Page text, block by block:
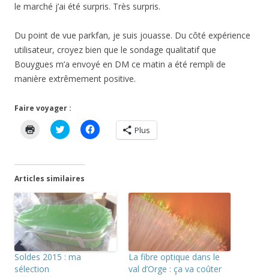
le marché j’ai été surpris. Très surpris.
Du point de vue parkfan, je suis jouasse. Du côté expérience
utilisateur, croyez bien que le sondage qualitatif que
Bouygues m’a envoyé en DM ce matin a été rempli de
manière extrêmement positive.
Faire voyager :
e
r
p
o
u
r
i
p
r
m
e
r
C
l
e
z
p
o
u
r
r
t
a
g
e
C
l
o
u
r
p
a
r
t
a
g
Plus
Articles similaires
Soldes 2015 : ma
sélection
La fibre optique dans le
val d’Orge : ça va coûter